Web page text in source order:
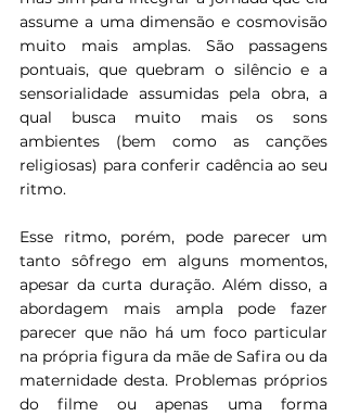
assume a uma dimensão e cosmovisão
muito mais amplas. São passagens
pontuais, que quebram o silêncio e a
sensorialidade assumidas pela obra, a
qual busca muito mais os sons
ambientes (bem como as canções
religiosas) para conferir cadência ao seu
ritmo.
Esse ritmo, porém, pode parecer um
tanto sôfrego em alguns momentos,
apesar da curta duração. Além disso, a
abordagem mais ampla pode fazer
parecer que não há um foco particular
na própria figura da mãe de Safira ou da
maternidade desta. Problemas próprios
do filme ou apenas uma forma